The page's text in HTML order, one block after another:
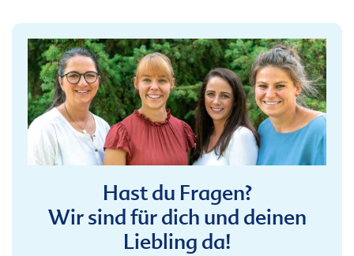
Hast du Fragen?
Wir sind für dich und deinen
Liebling da!